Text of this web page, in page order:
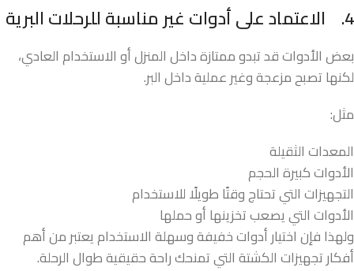
4. الاعتماد على أدوات غير مناسبة للرحلات البرية
بعض الأدوات قد تبدو ممتازة داخل المنزل أو الاستخدام العادي،
لكنها تصبح مزعجة وغير عملية داخل البر.
مثل:
المعدات الثقيلة
الأدوات كبيرة الحجم
التجهيزات التي تحتاج وقتًا طويلًا للاستخدام
الأدوات التي يصعب تخزينها أو حملها
ولهذا فإن اختيار أدوات خفيفة وسهلة الاستخدام يعتبر من أهم
أفكار تجهيزات الكشتة التي تمنحك راحة حقيقية طوال الرحلة.